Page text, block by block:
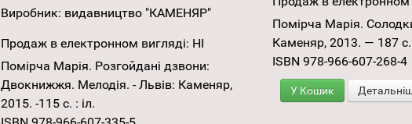
Виробник: видавництво "КАМЕНЯР"
Продаж в електронном вигляді: НІ
Помірча Марія. Розгойдані дзвони:
Двокнижжя. Мелодія. - Львів: Каменяр,
2015. -115 с. : іл.
Помірча Марія.
Каменяр, 2013. — 187 с.
ISBN 978-966-607-268-4
У Кошик